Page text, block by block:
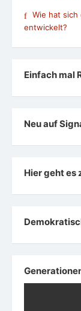
Wie hat sich
entwickelt?
Einfach mal
Neu auf
Hier geht es